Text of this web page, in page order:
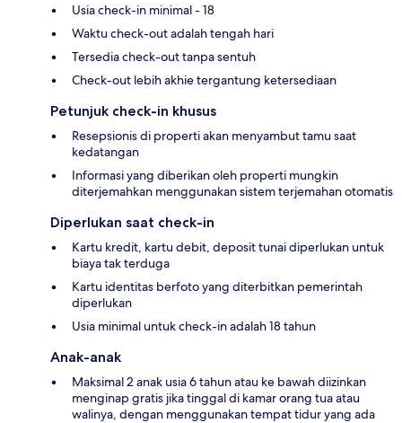
Usia check-in minimal - 18
Waktu check-out adalah tengah hari
Tersedia check-out tanpa sentuh
Check-out lebih akhie tergantung ketersediaan
Petunjuk check-in khusus
Resepsionis di properti akan menyambut tamu saat
kedatangan
Informasi yang diberikan oleh properti mungkin
diterjemahkan menggunakan sistem terjemahan otomatis
Diperlukan saat check-in
Kartu kredit, kartu debit, deposit tunai diperlukan untuk
biaya tak terduga
Kartu identitas berfoto yang diterbitkan pemerintah
diperlukan
Usia minimal untuk check-in adalah 18 tahun
Anak-anak
Maksimal 2 anak usia 6 tahun atau ke bawah diizinkan
menginap gratis jika tinggal di kamar orang tua atau
walinya, dengan menggunakan tempat tidur yang ada